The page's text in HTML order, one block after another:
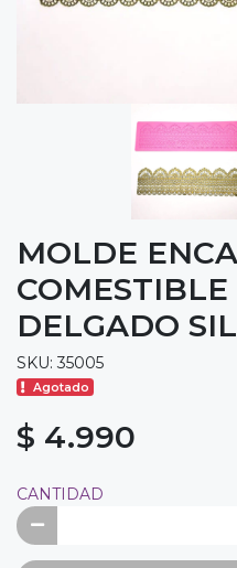
MOLDE
COMESTIBLE
DELGADO
SKU: 35005
Agotado
$ 4.990
CANTIDAD